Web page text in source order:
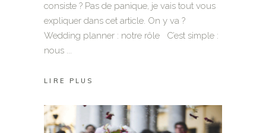
consiste ? Pas de panique, je vais tout vous
expliquer dans cet article. On y va ?
Wedding planner : notre rôle C’est simple :
nous
LIRE PLUS